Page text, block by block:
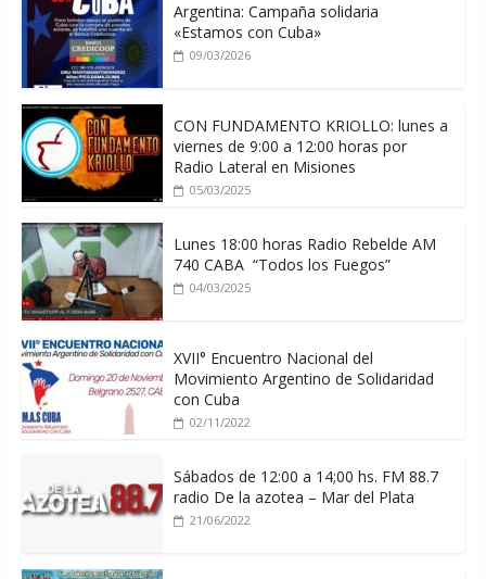
Argentina: Campaña solidaria
«Estamos con Cuba»
09/03/2026
CON FUNDAMENTO KRIOLLO: lunes a
viernes de 9:00 a 12:00 horas por
Radio Lateral en Misiones
05/03/2025
Lunes 18:00 horas Radio Rebelde AM
740 CABA “Todos los Fuegos”
04/03/2025
XVII° Encuentro Nacional del
Movimiento Argentino de Solidaridad
con Cuba
02/11/2022
Sábados de 12:00 a 14;00 hs. FM 88.7
radio De la azotea – Mar del Plata
21/06/2022